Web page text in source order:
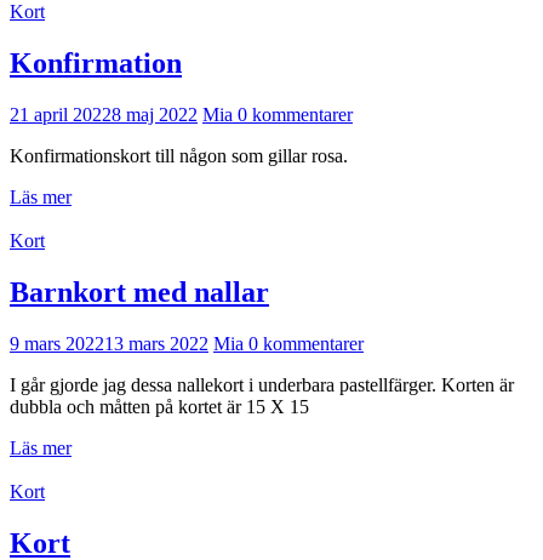
Kort
Konfirmation
21 april 20228 maj 2022 Mia 0 kommentarer
Konfirmationskort till någon som gillar rosa.
Läs mer
Kort
Barnkort med nallar
9 mars 202213 mars 2022 Mia 0 kommentarer
I går gjorde jag dessa nallekort i underbara pastellfärger. Korten är
dubbla och måtten på kortet är 15 X 15
Läs mer
Kort
Kort